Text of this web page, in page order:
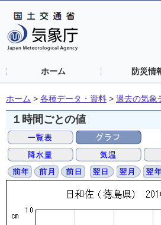
ホーム 防災情
ホーム > 各種データ・資料 > 過去の気象
１時間ごとの値